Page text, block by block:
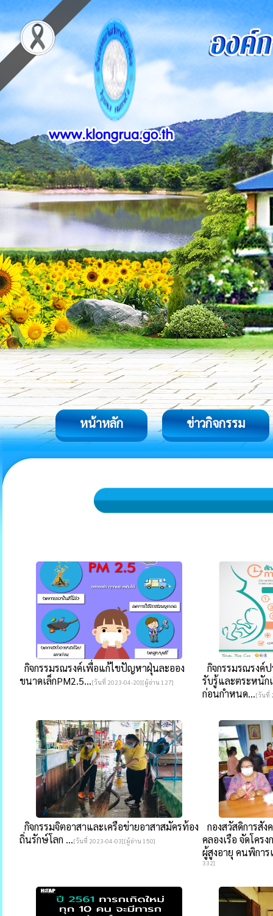
หน้าหลัก ข่าวกิจกรรม
กิจกรรมรณรงค์เพื่อแก้ไขปัญหาฝุ่นละออง
ขนาดเล็กPM2.5...[วันที่ 2023-04-20][ผู้อ่าน 127]
กิจกรรมรณรงค์
รับรู้และตระหนัก
ก่อนกำหนด...[วันที่
กิจกรรมจิตอาสาและเครือข่ายอาสาสมัครท้อง
ถิ่นรักษ์โลก ...[วันที่ 2023-04-03][ผู้อ่าน 150]
กองสวัสดิการสั
คลองเรือ จัดโคร
ผู้สูงอายุ คนพิกา
332]